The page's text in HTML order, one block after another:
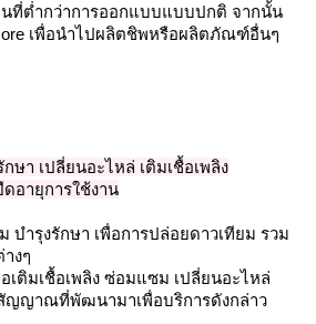
นที่ต่ำกว่าการออกแบบแบบปกติ จากนั้น
เพื่อนำไปผลิตชิพหรือผลิตภัณฑ์อื่นๆ
ษา เปลี่ยนอะไหล่ เติมเชื้อเพลิง
ดอายุการใช้งาน
บำรุงรักษา เพื่อการปล่อยดาวเทียม รวม
งๆ
เติมเชื้อเพลิง ซ่อมแซม เปลี่ยนอะไหล่
ญญาณที่พัฒนามาเพื่อบริการดังกล่าว